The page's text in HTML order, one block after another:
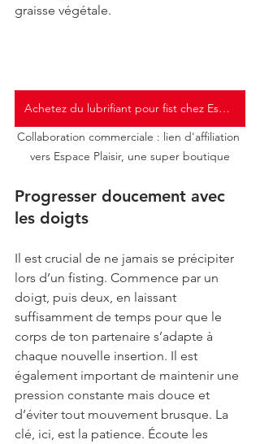
graisse végétale.
Achetez du lubrifiant pour fist chez Espace Plaisir
Collaboration commerciale : lien d'affiliation
vers Espace Plaisir, une super boutique
Progresser doucement avec
les doigts
Il est crucial de ne jamais se précipiter
lors d’un fisting. Commence par un
doigt, puis deux, en laissant
suffisamment de temps pour que le
corps de ton partenaire s’adapte à
chaque nouvelle insertion. Il est
également important de maintenir une
pression constante mais douce et
d’éviter tout mouvement brusque. La
clé, ici, est la patience. Écoute les